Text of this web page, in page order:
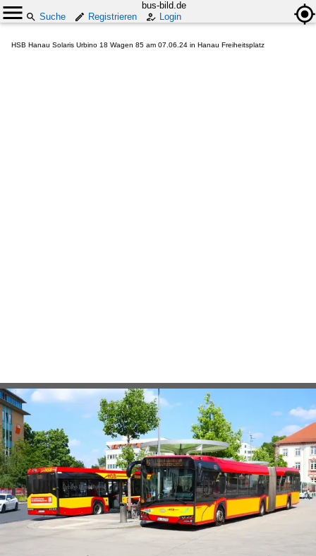
bus-bild.de
Suche
Registrieren Login
HSB Hanau Solaris Urbino 18 Wagen 85 am 07.06.24 in Hanau Freiheitsplatz